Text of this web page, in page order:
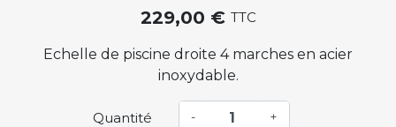
229,00 € TTC
Echelle de piscine droite 4 marches en acier
inoxydable.
Quantité - +